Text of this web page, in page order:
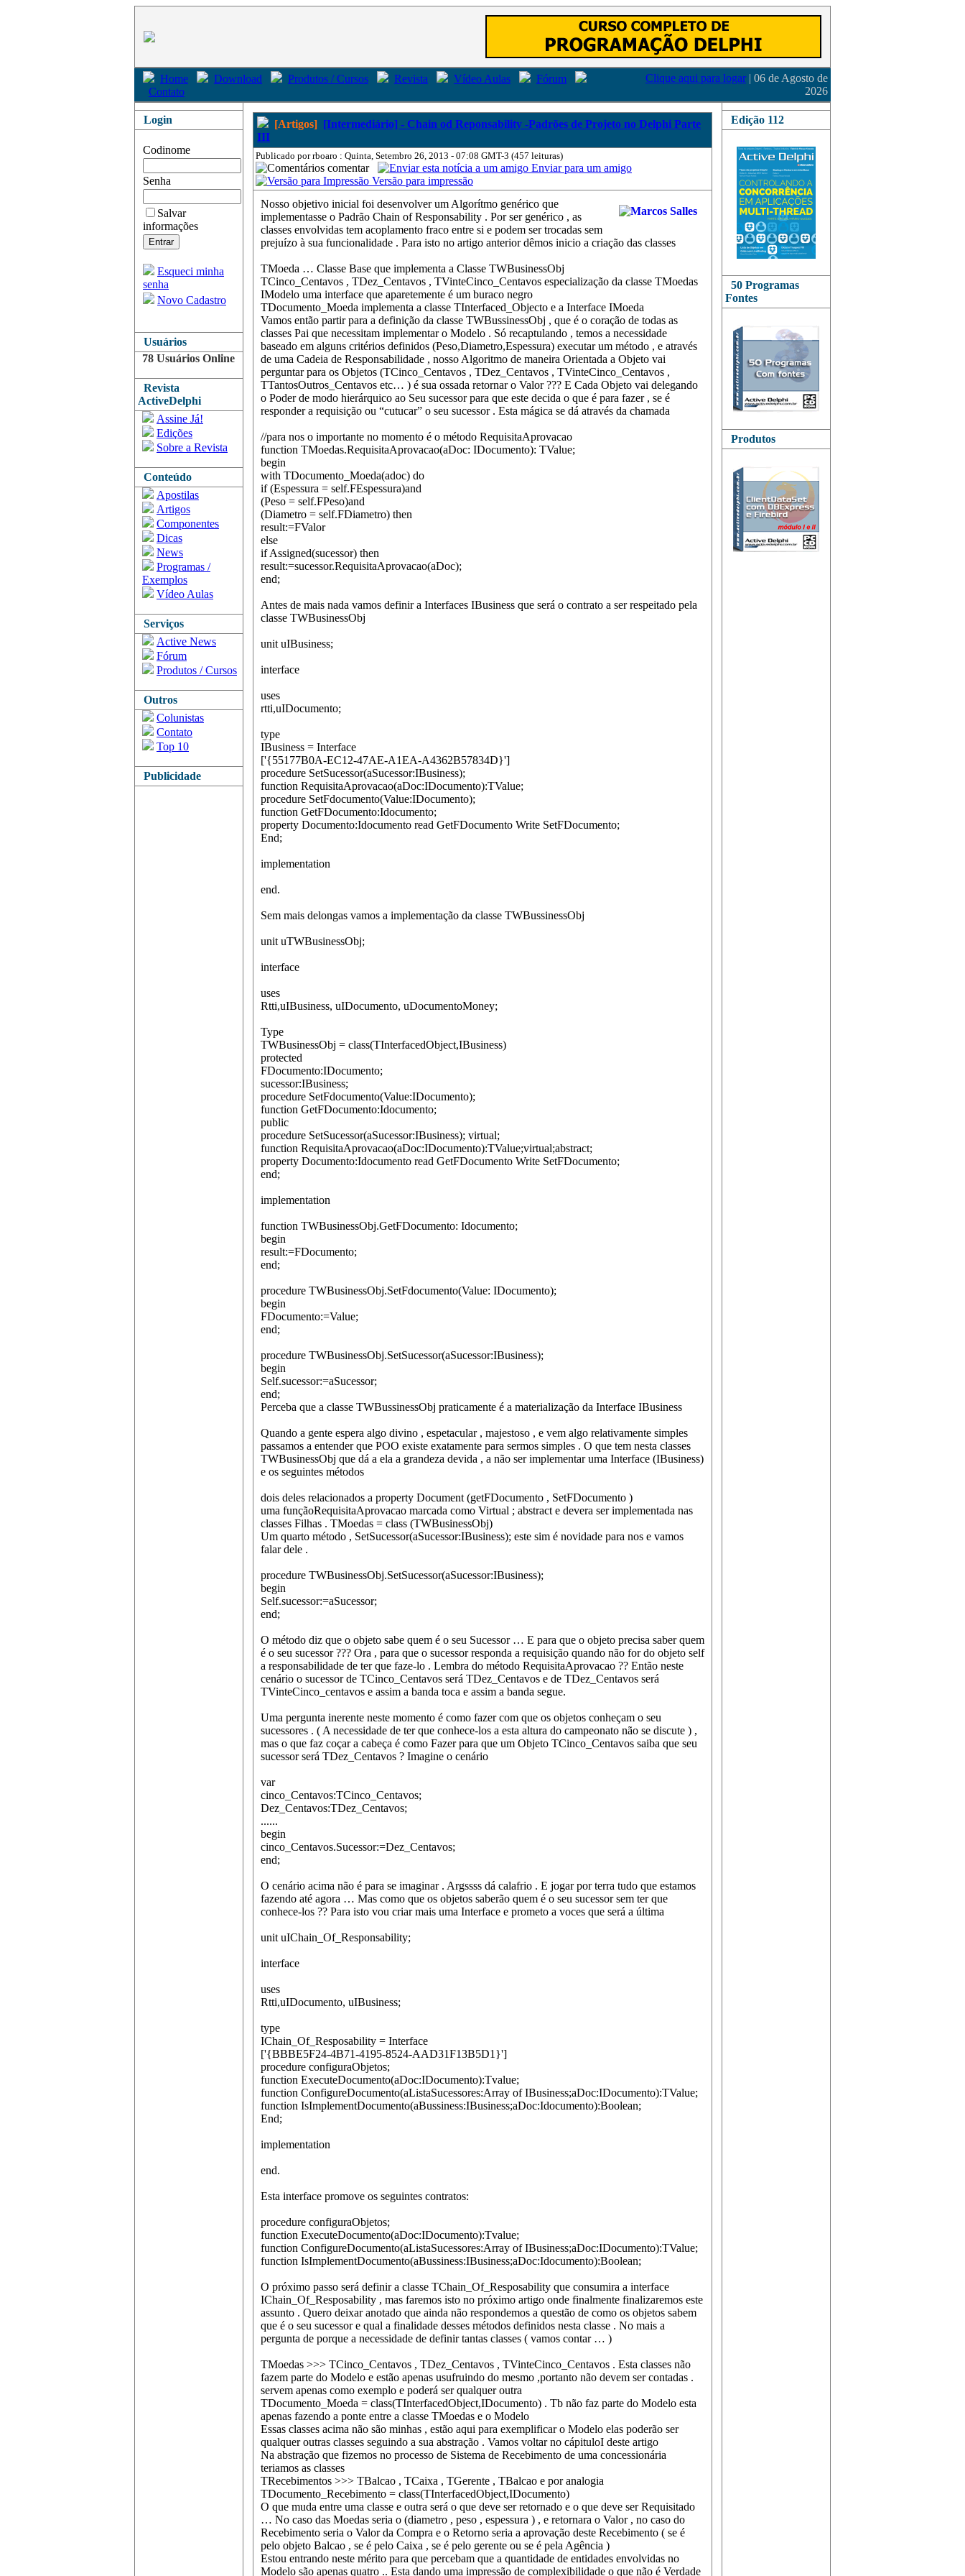
Home Download Produtos / Cursos Revista Vídeo Aulas
Fórum
Contato
Clique aqui para logar | 06 de Agosto de
2026
Login
Codinome
Senha
Salvar
informações
Esqueci minha
senha
Novo Cadastro
Usuários
78 Usuários Online
Revista
ActiveDelphi
Assine Já!
Edições
Sobre a Revista
Conteúdo
Apostilas
Artigos
Componentes
Dicas
News
Programas /
Exemplos
Vídeo Aulas
Serviços
Active News
Fórum
Produtos / Cursos
Outros
Colunistas
Contato
Top 10
Publicidade
[Artigos] [Intermediário] - Chain od Reponsability -Padrões de Projeto no Delphi Parte
III
Publicado por rboaro : Quinta, Setembro 26, 2013 - 07:08 GMT-3 (457 leituras)
comentar
Enviar para um amigo
Versão para impressão
Nosso objetivo inicial foi desenvolver um Algorítmo genérico que
implementasse o Padrão Chain of Responsability . Por ser genérico , as
classes envolvidas tem acoplamento fraco entre si e podem ser trocadas sem
prejuízo à sua funcionalidade . Para isto no artigo anterior dêmos inicio a criação das classes
TMoeda … Classe Base que implementa a Classe TWBusinessObj
TCinco_Centavos , TDez_Centavos , TVinteCinco_Centavos especialização da classe TMoedas
IModelo uma interface que aparetemente é um buraco negro
TDocumento_Moeda implementa a classe TInterfaced_Objecto e a Interface IMoeda
Vamos então partir para a definição da classe TWBussinessObj , que é o coração de todas as
classes Pai que necessitam implementar o Modelo . Só recaptulando , temos a necessidade
baseado em alguns critérios definidos (Peso,Diametro,Espessura) executar um método , e através
de uma Cadeia de Responsabilidade , nosso Algoritmo de maneira Orientada a Objeto vai
perguntar para os Objetos (TCinco_Centavos , TDez_Centavos , TVinteCinco_Centavos ,
TTantosOutros_Centavos etc… ) é sua ossada retornar o Valor ??? E Cada Objeto vai delegando
o Poder de modo hierárquico ao Seu sucessor para que este decida o que é para fazer , se é
responder a requisição ou “cutucar” o seu sucessor . Esta mágica se dá através da chamada
//para nos o importante no momento é o método RequisitaAprovacao
function TMoedas.RequisitaAprovacao(aDoc: IDocumento): TValue;
begin
with TDocumento_Moeda(adoc) do
if (Espessura = self.FEspessura)and
(Peso = self.FPeso)and
(Diametro = self.FDiametro) then
result:=FValor
else
if Assigned(sucessor) then
result:=sucessor.RequisitaAprovacao(aDoc);
end;
Antes de mais nada vamos definir a Interfaces IBusiness que será o contrato a ser respeitado pela
classe TWBusinessObj
unit uIBusiness;
interface
uses
rtti,uIDocumento;
type
IBusiness = Interface
['{55177B0A-EC12-47AE-A1EA-A4362B57834D}']
procedure SetSucessor(aSucessor:IBusiness);
function RequisitaAprovacao(aDoc:IDocumento):TValue;
procedure SetFdocumento(Value:IDocumento);
function GetFDocumento:Idocumento;
property Documento:Idocumento read GetFDocumento Write SetFDocumento;
End;
implementation
end.
Sem mais delongas vamos a implementação da classe TWBussinessObj
unit uTWBusinessObj;
interface
uses
Rtti,uIBusiness, uIDocumento, uDocumentoMoney;
Type
TWBusinessObj = class(TInterfacedObject,IBusiness)
protected
FDocumento:IDocumento;
sucessor:IBusiness;
procedure SetFdocumento(Value:IDocumento);
function GetFDocumento:Idocumento;
public
procedure SetSucessor(aSucessor:IBusiness); virtual;
function RequisitaAprovacao(aDoc:IDocumento):TValue;virtual;abstract;
property Documento:Idocumento read GetFDocumento Write SetFDocumento;
end;
implementation
function TWBusinessObj.GetFDocumento: Idocumento;
begin
result:=FDocumento;
end;
procedure TWBusinessObj.SetFdocumento(Value: IDocumento);
begin
FDocumento:=Value;
end;
procedure TWBusinessObj.SetSucessor(aSucessor:IBusiness);
begin
Self.sucessor:=aSucessor;
end;
Perceba que a classe TWBussinessObj praticamente é a materialização da Interface IBusiness
Quando a gente espera algo divino , espetacular , majestoso , e vem algo relativamente simples
passamos a entender que POO existe exatamente para sermos simples . O que tem nesta classes
TWBusinessObj que dá a ela a grandeza devida , a não ser implementar uma Interface (IBusiness)
e os seguintes métodos
dois deles relacionados a property Document (getFDocumento , SetFDocumento )
uma funçãoRequisitaAprovacao marcada como Virtual ; abstract e devera ser implementada nas
classes Filhas . TMoedas = class (TWBusinessObj)
Um quarto método , SetSucessor(aSucessor:IBusiness); este sim é novidade para nos e vamos
falar dele .
procedure TWBusinessObj.SetSucessor(aSucessor:IBusiness);
begin
Self.sucessor:=aSucessor;
end;
O método diz que o objeto sabe quem é o seu Sucessor … E para que o objeto precisa saber quem
é o seu sucessor ??? Ora , para que o sucessor responda a requisição quando não for do objeto self
a responsabilidade de ter que faze-lo . Lembra do método RequisitaAprovacao ?? Então neste
cenário o sucessor de TCinco_Centavos será TDez_Centavos e de TDez_Centavos será
TVinteCinco_centavos e assim a banda toca e assim a banda segue.
Uma pergunta inerente neste momento é como fazer com que os objetos conheçam o seu
sucessores . ( A necessidade de ter que conhece-los a esta altura do campeonato não se discute ) ,
mas o que faz coçar a cabeça é como Fazer para que um Objeto TCinco_Centavos saiba que seu
sucessor será TDez_Centavos ? Imagine o cenário
var
cinco_Centavos:TCinco_Centavos;
Dez_Centavos:TDez_Centavos;
......
begin
cinco_Centavos.Sucessor:=Dez_Centavos;
end;
O cenário acima não é para se imaginar . Argssss dá calafrio . E jogar por terra tudo que estamos
fazendo até agora … Mas como que os objetos saberão quem é o seu sucessor sem ter que
conhece-los ?? Para isto vou criar mais uma Interface e prometo a voces que será a última
unit uIChain_Of_Responsability;
interface
uses
Rtti,uIDocumento, uIBusiness;
type
IChain_Of_Resposability = Interface
['{BBBE5F24-4B71-4195-8524-AAD31F13B5D1}']
procedure configuraObjetos;
function ExecuteDocumento(aDoc:IDocumento):Tvalue;
function ConfigureDocumento(aListaSucessores:Array of IBusiness;aDoc:IDocumento):TValue;
function IsImplementDocumento(aBussiness:IBusiness;aDoc:Idocumento):Boolean;
End;
implementation
end.
Esta interface promove os seguintes contratos:
procedure configuraObjetos;
function ExecuteDocumento(aDoc:IDocumento):Tvalue;
function ConfigureDocumento(aListaSucessores:Array of IBusiness;aDoc:IDocumento):TValue;
function IsImplementDocumento(aBussiness:IBusiness;aDoc:Idocumento):Boolean;
O próximo passo será definir a classe TChain_Of_Resposability que consumira a interface
IChain_Of_Resposability , mas faremos isto no próximo artigo onde finalmente finalizaremos este
assunto . Quero deixar anotado que ainda não respondemos a questão de como os objetos sabem
que é o seu sucessor e qual a finalidade desses métodos definidos nesta classe . No mais a
pergunta de porque a necessidade de definir tantas classes ( vamos contar … )
TMoedas >>> TCinco_Centavos , TDez_Centavos , TVinteCinco_Centavos . Esta classes não
fazem parte do Modelo e estão apenas usufruindo do mesmo ,portanto não devem ser contadas .
servem apenas como exemplo e poderá ser qualquer outra
TDocumento_Moeda = class(TInterfacedObject,IDocumento) . Tb não faz parte do Modelo esta
apenas fazendo a ponte entre a classe TMoedas e o Modelo
Essas classes acima não são minhas , estão aqui para exemplificar o Modelo elas poderão ser
qualquer outras classes seguindo a sua abstração . Vamos voltar no cápituloI deste artigo
Na abstração que fizemos no processo de Sistema de Recebimento de uma concessionária
teriamos as classes
TRecebimentos >>> TBalcao , TCaixa , TGerente , TBalcao e por analogia
TDocumento_Recebimento = class(TInterfacedObject,IDocumento)
O que muda entre uma classe e outra será o que deve ser retornado e o que deve ser Requisitado
… No caso das Moedas seria o (diametro , peso , espessura ) , e retornara o Valor , no caso do
Recebimento seria o Valor da Compra e o Retorno seria a aprovação deste Recebimento ( se é
pelo objeto Balcao , se é pelo Caixa , se é pelo gerente ou se é pela Agência )
Estou entrando neste mérito para que percebam que a quantidade de entidades envolvidas no
Modelo são apenas quatro .. Esta dando uma impressão de complexibilidade o que não é Verdade
Edição 112
50 Programas
Fontes
Produtos